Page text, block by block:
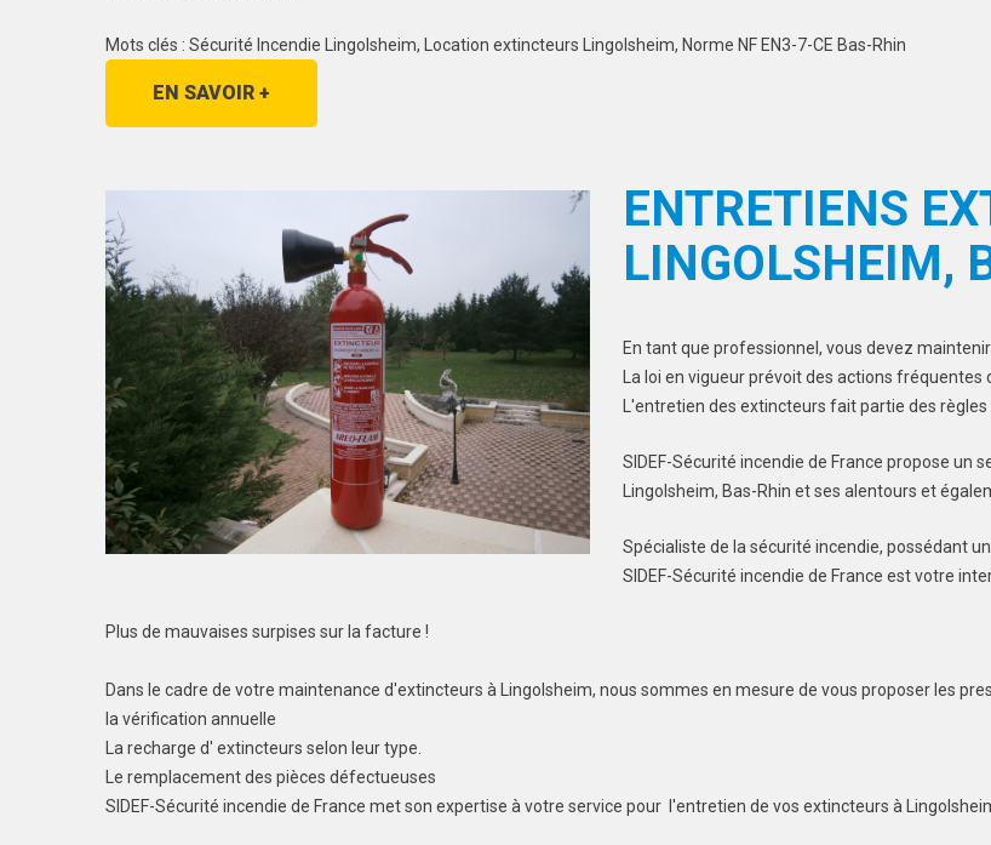
Mots clés : Sécurité Incendie Lingolsheim, Location extincteurs Lingolsheim, Norme NF EN3-7-CE Bas-Rhin
EN SAVOIR +
ENTRETIENS
LINGOLSHEIM,
En tant que professionnel, vous devez
La loi en vigueur prévoit des actions
L'entretien des extincteurs fait partie des
SIDEF-Sécurité incendie de France propose un
Lingolsheim, Bas-Rhin et ses alentours et
Spécialiste de la sécurité incendie, possédant
SIDEF-Sécurité incendie de France est votre
Plus de mauvaises surpises sur la facture !
Dans le cadre de votre maintenance d'extincteurs à Lingolsheim, nous sommes en mesure de vous proposer les
la vérification annuelle
La recharge d' extincteurs selon leur type.
Le remplacement des pièces défectueuses
SIDEF-Sécurité incendie de France met son expertise à votre service pour l'entretien de vos extincteurs à